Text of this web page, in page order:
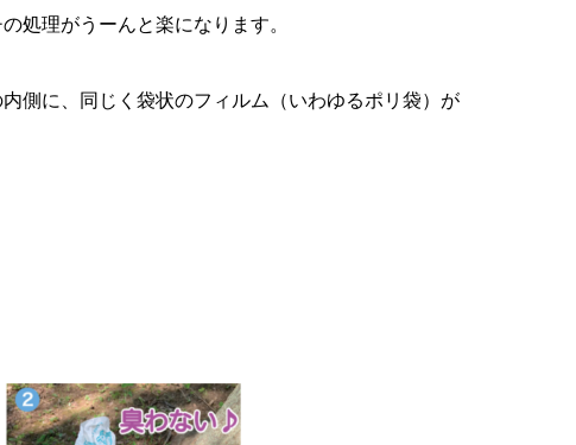
処理がうーんと楽になります。
側に、同じく袋状のフィルム（いわゆるポリ袋）が